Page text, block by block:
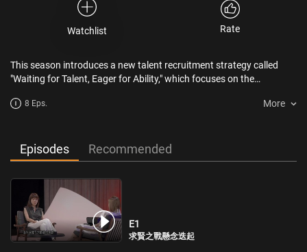
Watchlist Rate
This season introduces a new talent recruitment strategy called
"Waiting for Talent, Eager for Ability," which focuses on the
highlights the importance of corporations recruiting talent but also
8 Eps. More
Episodes Recommended
E1
求賢之戰懸念迭起